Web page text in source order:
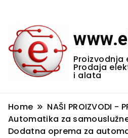
Prodaja
i alata
Home
NAŠI PROIZVODI -
Automatika za
Dodatna oprema za